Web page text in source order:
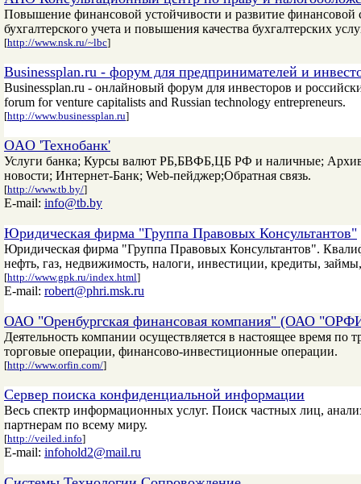
Повышение финансовой устойчивости и развитие
бухгалтерского учета и повышения качества бухгалтерских
[http://www.nsk.ru/~lbc]
Businessplan.ru - форум для предпринимателей и
Businessplan.ru - онлайновый форум для инвесторов и
forum for venture capitalists and Russian technology entrepreneurs.
[http://www.businessplan.ru]
OAO 'Технобанк'
Услуги банка; Курсы валют РБ,БВФБ,ЦБ РФ и наличные;
новости; Интернет-Банк; Web-пейджер;Обратная связь.
[http://www.tb.by/]
E-mail: info@tb.by
Юридическая фирма "Группа Правовых Консультантов"
Юридическая фирма "Группа Правовых Консультантов".
нефть, газ, недвижимость, налоги, инвестиции, кредиты,
[http://www.gpk.ru/index.html]
E-mail: robert@phri.msk.ru
ОАО "Оренбургская финансовая компания" (ОАО
Деятельность компании осуществляется в настоящее время
торговые операции, финансово-инвестиционные операции.
[http://www.orfin.com/]
Сервер поиска конфиденциальной информации
Весь спектр информационных услуг. Поиск частных лиц,
партнерам по всему миру.
[http://veiled.info]
E-mail: infohold2@mail.ru